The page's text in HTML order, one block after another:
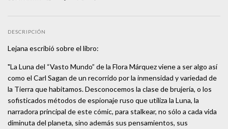
DESCRIPCIÓN
Lejana escribió sobre el libro:
"La Luna del “Vasto Mundo” de la Flora Márquez viene a ser algo así
como el Carl Sagan de un recorrido por la inmensidad y variedad de
la Tierra que habitamos. Desconocemos la clase de brujería, o los
sofisticados métodos de espionaje ruso que utiliza la Luna, la
narradora principal de este cómic, para stalkear, no sólo a cada vida
diminuta del planeta, sino además sus pensamientos, sus